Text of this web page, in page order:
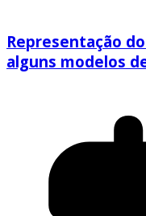
Representação
alguns modelos